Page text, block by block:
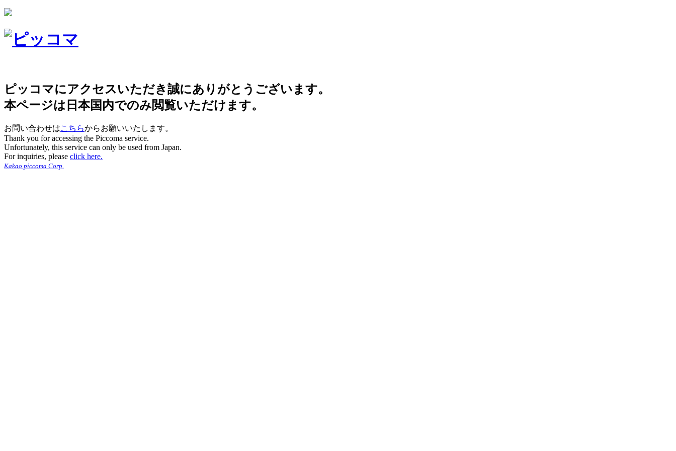
ピッコマにアクセスいただき誠にありがとうございます。
本ページは日本国内でのみ閲覧いただけます。
お問い合わせはこちらからお願いいたします。
Thank you for accessing the Piccoma service.
Unfortunately, this service can only be used from Japan.
For inquiries, please click here.
Kakao piccoma Corp.